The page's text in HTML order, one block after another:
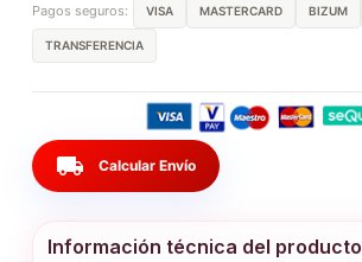
Pagos seguros: VISA MASTERCARD BIZUM
TRANSFERENCIA
local_shipping Calcular Envío
Información técnica del producto